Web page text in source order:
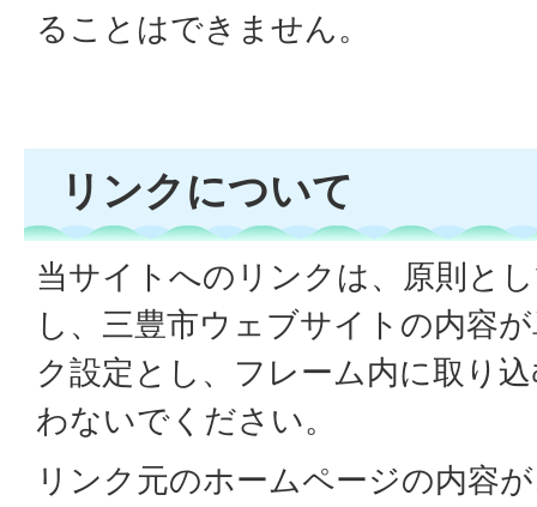
ることはできません。
リンクについて
当サイトへのリンクは、原則と
し、三豊市ウェブサイトの内容
ク設定とし、フレーム内に取り
わないでください。
リンク元のホームページの内容